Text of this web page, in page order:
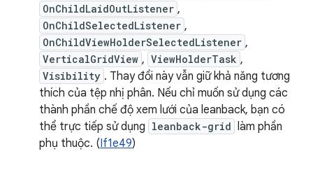
OnChildLaidOutListener ,
OnChildSelectedListener ,
OnChildViewHolderSelectedListener ,
VerticalGridView , ViewHolderTask ,
Visibility . Thay đổi này vẫn giữ khả năng tương
thích của tệp nhị phân. Nếu chỉ muốn sử dụng các
thành phần chế độ xem lưới của leanback, bạn có
thể trực tiếp sử dụng leanback-grid làm phần
phụ thuộc. (If1e49)